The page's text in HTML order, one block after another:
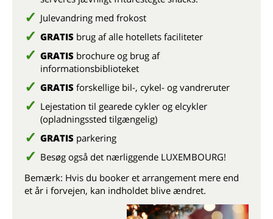
Julevandring med frokost
GRATIS brug af alle hotellets faciliteter
GRATIS brochure og brug af
informationsbiblioteket
GRATIS forskellige bil-, cykel- og vandreruter
Lejestation til gearede cykler og elcykler
(opladningssted tilgængelig)
GRATIS parkering
Besøg også det nærliggende LUXEMBOURG!
Bemærk: Hvis du booker et arrangement mere end
et år i forvejen, kan indholdet blive ændret.